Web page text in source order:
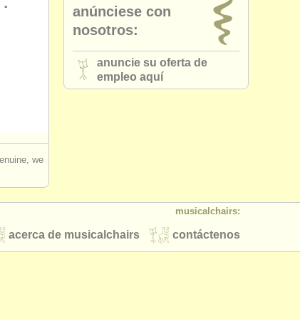
we
anúnciese con
nosotros:
anuncie su oferta de
empleo aquí
musicalchairs:
contáctenos
acerca de musicalchairs